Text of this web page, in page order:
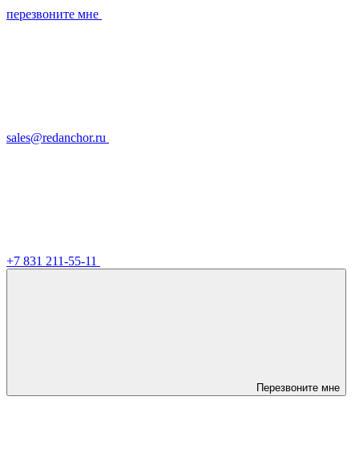
перезвоните мне
sales@redanchor.ru
+7 831 211-55-11
Перезвоните мне